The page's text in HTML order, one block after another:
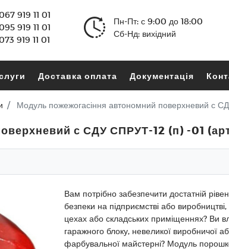
919 11 01
919 11 01
919 11 01
Пн-Пт: с 9:00 до 18:00
Сб-Нд: вихідний
Доставка оплата Документація
Модуль пожежогасіння автономний поверхневий с
с СДУ СПРУТ-12 (п) -01
Вам потрібно забезпечити достатній
безпеки на підприємстві або
цехах або складських приміщеннях? Ви
гаражного блоку, невеликої виробничої
фарбувальної майстерні? Модуль